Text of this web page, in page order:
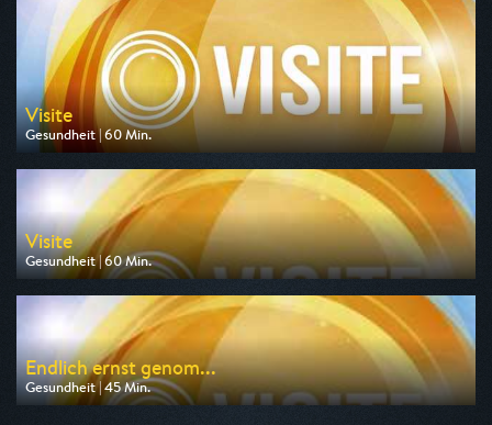
Visite
Gesundheit | 60 Min.
Ausgestrahlt von NDR
am 11.08.2026, 20:15
Visite
Gesundheit | 60 Min.
Ausgestrahlt von MDR
am 13.08.2026, 20:15
Endlich ernst genom...
Gesundheit | 45 Min.
Ausgestrahlt von HR